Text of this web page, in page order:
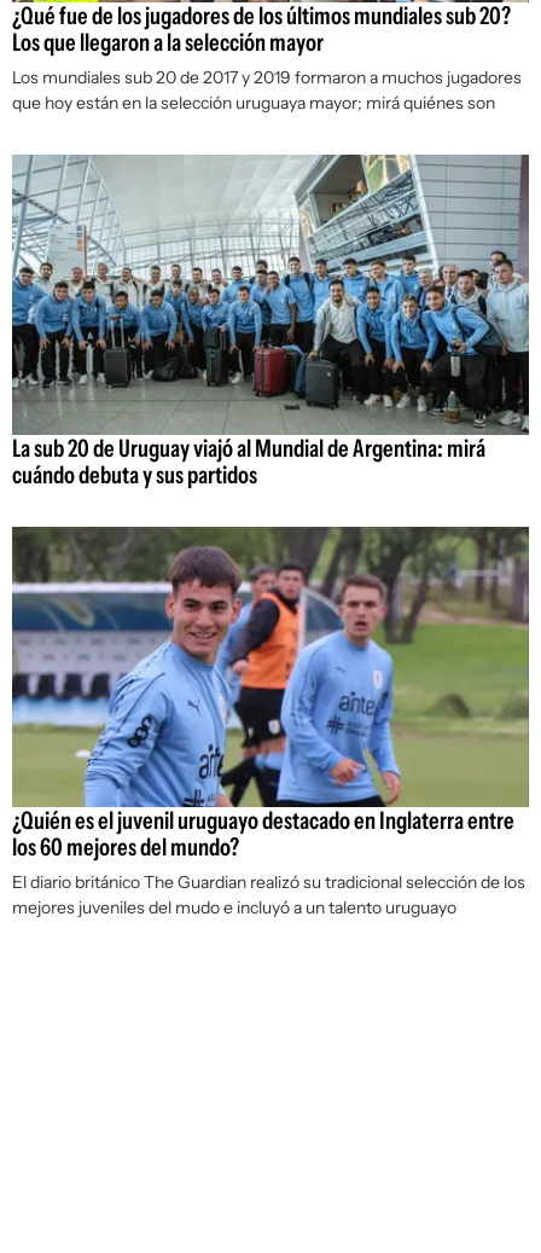
¿Qué fue de los jugadores de los últimos mundiales sub 20?
Los que llegaron a la selección mayor
Los mundiales sub 20 de 2017 y 2019 formaron a muchos jugadores
que hoy están en la selección uruguaya mayor; mirá quiénes son
La sub 20 de Uruguay viajó al Mundial de Argentina: mirá
cuándo debuta y sus partidos
¿Quién es el juvenil uruguayo destacado en Inglaterra entre
los 60 mejores del mundo?
El diario británico The Guardian realizó su tradicional selección de los
mejores juveniles del mudo e incluyó a un talento uruguayo